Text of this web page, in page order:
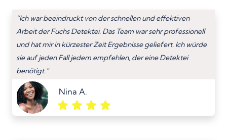
“Ich war beeindruckt von der schnellen und effektiven
Arbeit der Fuchs Detektei. Das Team war sehr professionell
und hat mir in kürzester Zeit Ergebnisse geliefert. Ich würde
sie auf jeden Fall jedem empfehlen, der eine Detektei
benötigt.”
Nina A.